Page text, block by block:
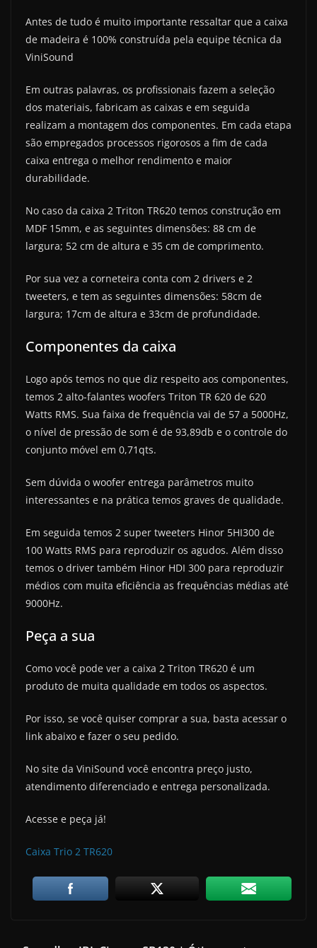
Antes de tudo é muito importante ressaltar que a caixa
de madeira é 100% construída pela equipe técnica da
ViniSound
Em outras palavras, os profissionais fazem a seleção
dos materiais, fabricam as caixas e em seguida
realizam a montagem dos componentes. Em cada etapa
são empregados processos rigorosos a fim de cada
caixa entrega o melhor rendimento e maior
durabilidade.
No caso da caixa 2 Triton TR620 temos construção em
MDF 15mm, e as seguintes dimensões: 88 cm de
largura; 52 cm de altura e 35 cm de comprimento.
Por sua vez a corneteira conta com 2 drivers e 2
tweeters, e tem as seguintes dimensões: 58cm de
largura; 17cm de altura e 33cm de profundidade.
Componentes da caixa
Logo após temos no que diz respeito aos componentes,
temos 2 alto-falantes woofers Triton TR 620 de 620
Watts RMS. Sua faixa de frequência vai de 57 a 5000Hz,
o nível de pressão de som é de 93,89db e o controle do
conjunto móvel em 0,71qts.
Sem dúvida o woofer entrega parâmetros muito
interessantes e na prática temos graves de qualidade.
Em seguida temos 2 super tweeters Hinor 5HI300 de
100 Watts RMS para reproduzir os agudos. Além disso
temos o driver também Hinor HDI 300 para reproduzir
médios com muita eficiência as frequências médias até
9000Hz.
Peça a sua
Como você pode ver a caixa 2 Triton TR620 é um
produto de muita qualidade em todos os aspectos.
Por isso, se você quiser comprar a sua, basta acessar o
link abaixo e fazer o seu pedido.
No site da ViniSound você encontra preço justo,
atendimento diferenciado e entrega personalizada.
Acesse e peça já!
Caixa Trio 2 TR620